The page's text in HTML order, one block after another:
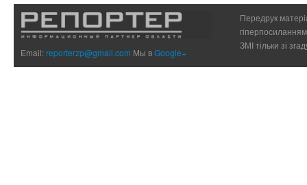
Email:reporterzp@gmail.com Мы вGoogle+
Передрук
ЗМІ тільки зі